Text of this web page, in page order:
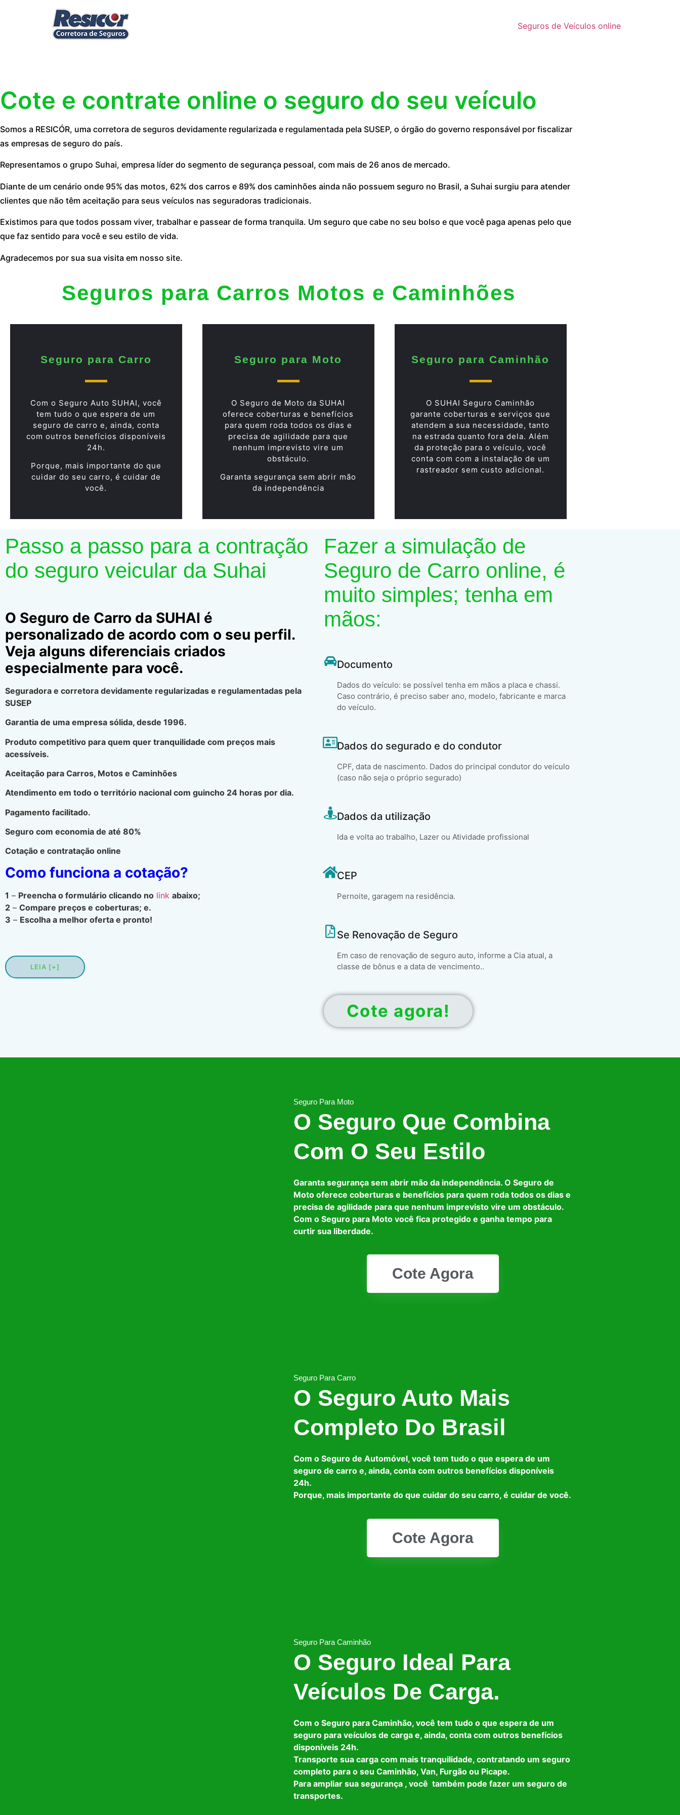
Seguros de Veículos online
Cote e contrate online o seguro do seu veículo
Somos a RESICÓR, uma corretora de seguros devidamente regularizada e regulamentada pela SUSEP, o órgão do governo responsável por fiscalizar
as empresas de seguro do país.
Representamos o grupo Suhai, empresa líder do segmento de segurança pessoal, com mais de 26 anos de mercado.
Diante de um cenário onde 95% das motos, 62% dos carros e 89% dos caminhões ainda não possuem seguro no Brasil, a Suhai surgiu para atender
clientes que não têm aceitação para seus veículos nas seguradoras tradicionais.
Existimos para que todos possam viver, trabalhar e passear de forma tranquila. Um seguro que cabe no seu bolso e que você paga apenas pelo que
que faz sentido para você e seu estilo de vida.
Agradecemos por sua sua visita em nosso site.
Seguros para Carros Motos e Caminhões
Seguro para Carro
Com o Seguro Auto SUHAI, você
tem tudo o que espera de um
seguro de carro e, ainda, conta
com outros benefícios disponíveis
24h.
Porque, mais importante do que
cuidar do seu carro, é cuidar de
você.
Seguro para Moto
O Seguro de Moto da SUHAI
oferece coberturas e benefícios
para quem roda todos os dias e
precisa de agilidade para que
nenhum imprevisto vire um
obstáculo.
Garanta segurança sem abrir mão
da independência
Seguro para Caminhão
O SUHAI Seguro Caminhão
garante coberturas e serviços que
atendem a sua necessidade, tanto
na estrada quanto fora dela. Além
da proteção para o veículo, você
conta com com a instalação de um
rastreador sem custo adicional.
Passo a passo para a contração
do seguro veicular da Suhai
O Seguro de Carro da SUHAI é
personalizado de acordo com o seu perfil.
Veja alguns diferenciais criados
especialmente para você.
Seguradora e corretora devidamente regularizadas e regulamentadas pela
SUSEP
Garantia de uma empresa sólida, desde 1996.
Produto competitivo para quem quer tranquilidade com preços mais
acessíveis.
Aceitação para Carros, Motos e Caminhões
Atendimento em todo o território nacional com guincho 24 horas por dia.
Pagamento facilitado.
Seguro com economia de até 80%
Cotação e contratação online
Como funciona a cotação?
1 – Preencha o formulário clicando no link abaixo;
2 – Compare preços e coberturas; e.
3 – Escolha a melhor oferta e pronto!
LEIA [+]
Fazer a simulação de
Seguro de Carro online, é
muito simples; tenha em
mãos:
Documento
Dados do veículo: se possível tenha em mãos a placa e chassi.
Caso contrário, é preciso saber ano, modelo, fabricante e marca
do veículo.
Dados do segurado e do condutor
CPF, data de nascimento. Dados do principal condutor do veículo
(caso não seja o próprio segurado)
Dados da utilização
Ida e volta ao trabalho, Lazer ou Atividade profissional
CEP
Pernoite, garagem na residência.
Se Renovação de Seguro
Em caso de renovação de seguro auto, informe a Cia atual, a
classe de bônus e a data de vencimento..
Cote agora!
Seguro Para Moto
O Seguro Que Combina
Com O Seu Estilo
Garanta segurança sem abrir mão da independência. O Seguro de
Moto oferece coberturas e benefícios para quem roda todos os dias e
precisa de agilidade para que nenhum imprevisto vire um obstáculo.
Com o Seguro para Moto você fica protegido e ganha tempo para
curtir sua liberdade.
Cote Agora
Seguro Para Carro
O Seguro Auto Mais
Completo Do Brasil
Com o Seguro de Automóvel, você tem tudo o que espera de um
seguro de carro e, ainda, conta com outros benefícios disponíveis
24h.
Porque, mais importante do que cuidar do seu carro, é cuidar de você.
Cote Agora
Seguro Para Caminhão
O Seguro Ideal Para
Veículos De Carga.
Com o Seguro para Caminhão, você tem tudo o que espera de um
seguro para veículos de carga e, ainda, conta com outros benefícios
disponíveis 24h.
Transporte sua carga com mais tranquilidade, contratando um seguro
completo para o seu Caminhão, Van, Furgão ou Picape.
Para ampliar sua segurança , você também pode fazer um seguro de
transportes.